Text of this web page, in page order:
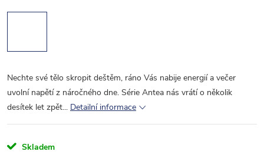
Nechte své tělo skropit deštěm, ráno Vás nabije energií a večer
uvolní napětí z náročného dne. Série Antea nás vrátí o několik
desítek let zpět... Detailní informace
Skladem